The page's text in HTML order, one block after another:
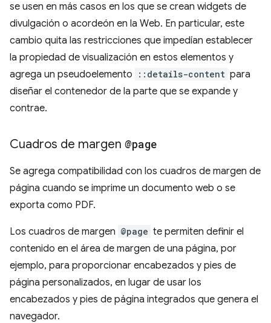
se usen en más casos en los que se crean widgets de
divulgación o acordeón en la Web. En particular, este
cambio quita las restricciones que impedían establecer
la propiedad de visualización en estos elementos y
agrega un pseudoelemento
::details-content para
diseñar el contenedor de la parte que se expande y
contrae.
Cuadros de margen @page
Se agrega compatibilidad con los cuadros de margen de
página cuando se imprime un documento web o se
exporta como PDF.
Los cuadros de margen @page te permiten definir el
contenido en el área de margen de una página, por
ejemplo, para proporcionar encabezados y pies de
página personalizados, en lugar de usar los
encabezados y pies de página integrados que genera el
navegador.